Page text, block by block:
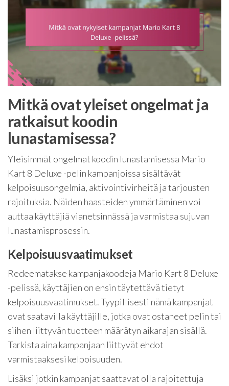
Mitkä ovat yleiset ongelmat ja
ratkaisut koodin
lunastamisessa?
Yleisimmät ongelmat koodin lunastamisessa Mario
Kart 8 Deluxe -pelin kampanjoissa sisältävät
kelpoisuusongelmia, aktivointivirheitä ja tarjousten
rajoituksia. Näiden haasteiden ymmärtäminen voi
auttaa käyttäjiä vianetsinnässä ja varmistaa sujuvan
lunastamisprosessin.
Kelpoisuusvaatimukset
Redeematakse kampanjakoodeja Mario Kart 8 Deluxe
-pelissä, käyttäjien on ensin täytettävä tietyt
kelpoisuusvaatimukset. Tyypillisesti nämä kampanjat
ovat saatavilla käyttäjille, jotka ovat ostaneet pelin tai
siihen liittyvän tuotteen määrätyn aikarajan sisällä.
Tarkista aina kampanjaan liittyvät ehdot
varmistaaksesi kelpoisuuden.
Lisäksi jotkin kampanjat saattavat olla rajoitettuja